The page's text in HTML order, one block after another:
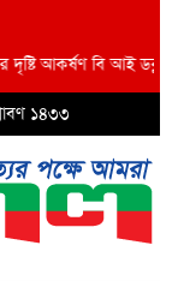
বি আই ডব্লুভিইউ-তে
১৪৩৩